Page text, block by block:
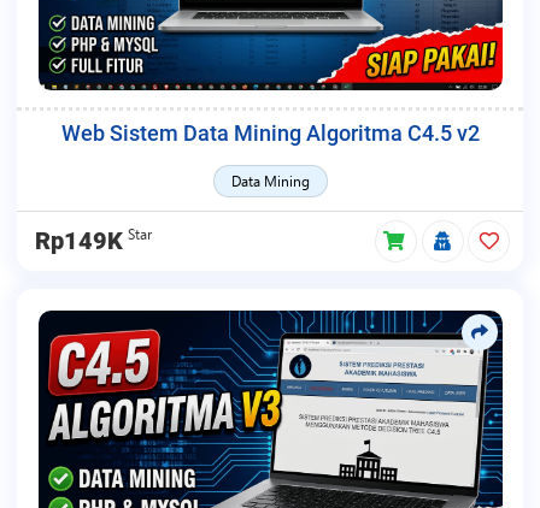
Web Sistem Data Mining Algoritma C4.5 v2
Data Mining
Rp149K Star